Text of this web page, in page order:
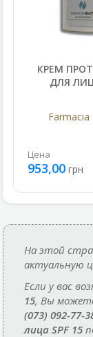
КРЕМ
ДЛЯ
Farmacia
Цена
953,00грн
На этой
актуальную
Если у вас
15, Вы
(073) 092-77-
лица SPF 15